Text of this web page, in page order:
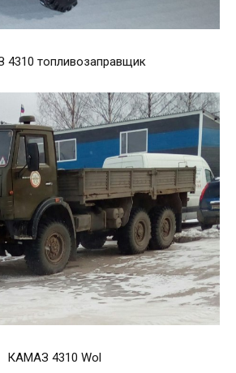
топливозаправщик
КАМАЗ 4310 Wol